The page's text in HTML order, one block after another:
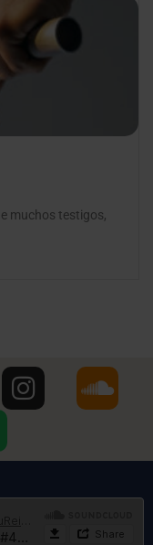
muchos testigos,
I
n
t
r
S
o
n
l
W